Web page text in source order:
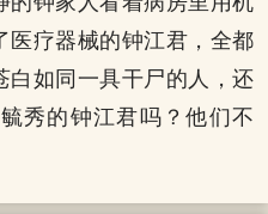
医疗器械的钟江君，全都
白如同一具干尸的人，还
秀的钟江君吗？他们不